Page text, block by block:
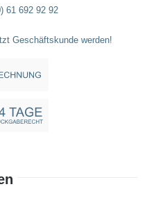
61 692 92 92
Geschäftskunde werden!